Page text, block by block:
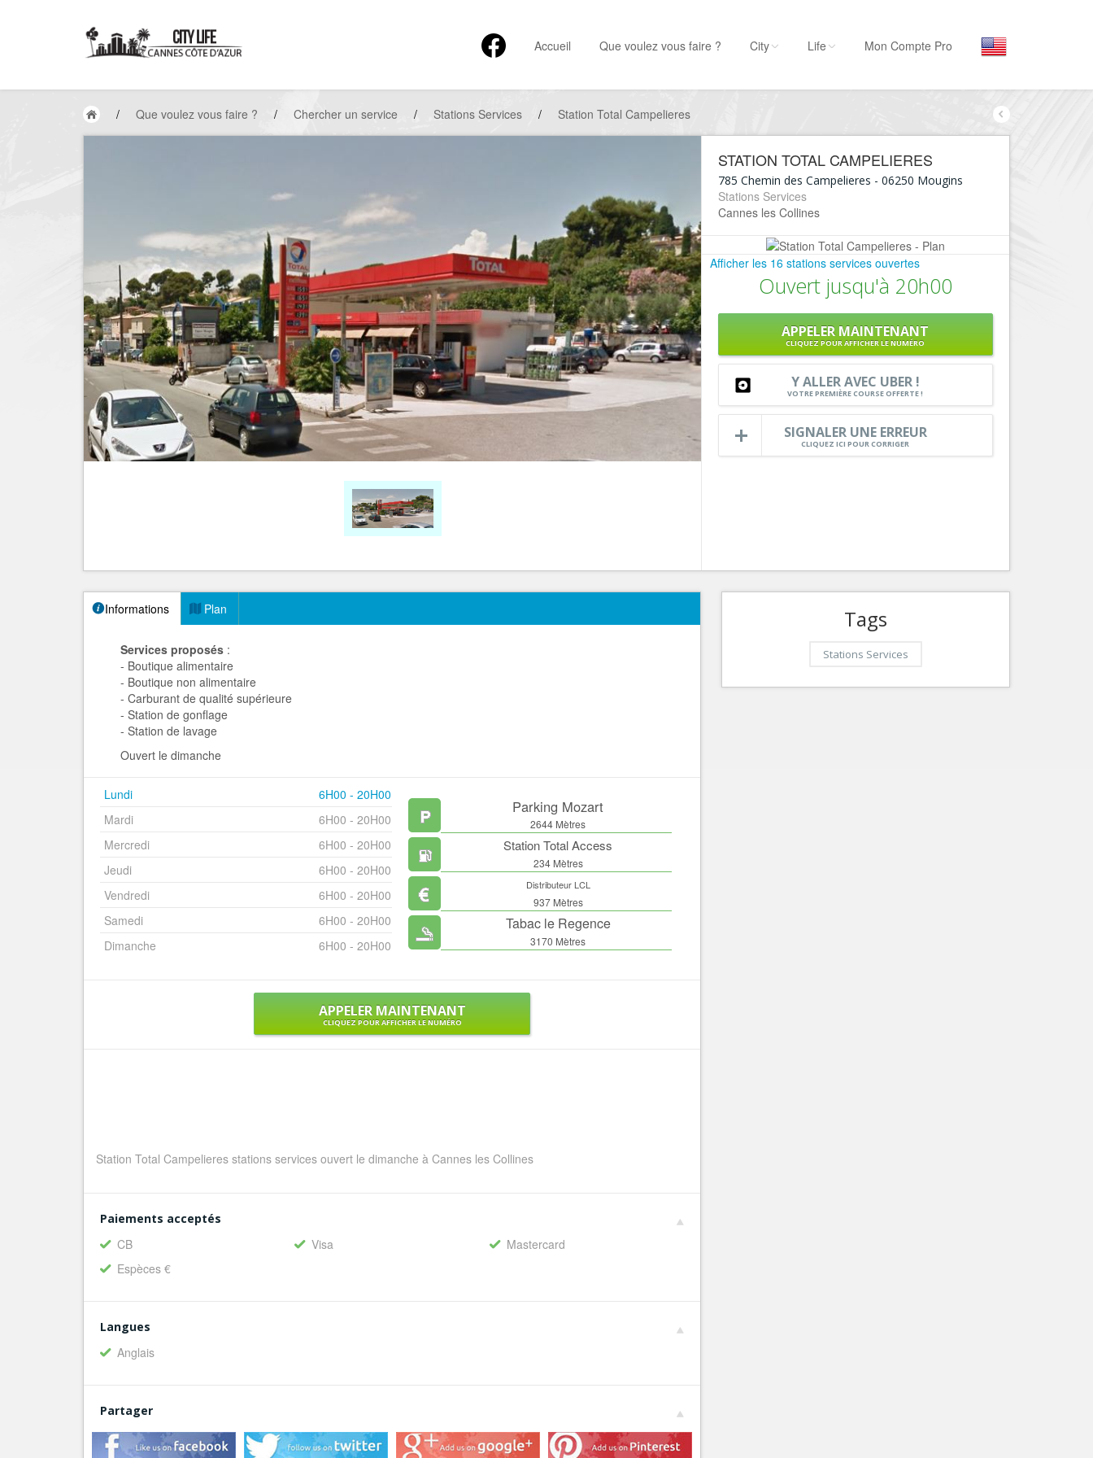
Accueil Que voulez vous faire ?
Hôtels, ...
Commerces
Mode, ...
Loisirs
Plages, sports, ...
Tourisme, ...
City Life Mon Compte Pro
/ Que voulez vous faire ? / Chercher un service / Stations Services / Station Total Campelieres
STATION TOTAL CAMPELIERES
785 Chemin des Campelieres - 06250 Mougins
Stations Services
Cannes les Collines
Afficher les 16 stations services ouvertes
Ouvert jusqu'à 20h00
APPELER MAINTENANT
CLIQUEZ POUR AFFICHER LE NUMÉRO
Y ALLER AVEC UBER !
VOTRE PREMIÈRE COURSE OFFERTE !
SIGNALER UNE ERREUR
CLIQUEZ ICI POUR CORRIGER
Informations Plan
Services proposés :
- Boutique alimentaire
- Boutique non alimentaire
- Carburant de qualité supérieure
- Station de gonflage
- Station de lavage
Ouvert le dimanche
Lundi
6H00 - 20H00
Mardi
6H00 - 20H00
Mercredi
6H00 - 20H00
Jeudi
6H00 - 20H00
Vendredi
6H00 - 20H00
Samedi
6H00 - 20H00
Dimanche
6H00 - 20H00
Parking Mozart
2644 Mètres
Station Total Access
234 Mètres
Distributeur LCL
937 Mètres
Tabac le Regence
3170 Mètres
APPELER MAINTENANT
CLIQUEZ POUR AFFICHER LE NUMÉRO
Station Total Campelieres stations services ouvert le dimanche à Cannes les Collines
Paiements acceptés
CB Visa
Mastercard
Espèces €
Langues
Anglais
Partager
Tags
Stations Services